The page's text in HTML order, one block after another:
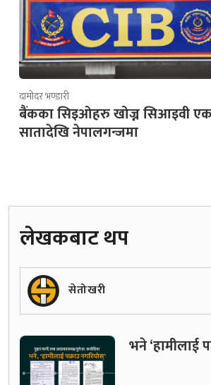
दामोदर भण्डारी
बैंकका सिइओहरु खोज्न सिआइवी
सातादेखि नेपालगन्जमा
लेखकबाट थप
सेतोखरी
भने ‘हामीलाई